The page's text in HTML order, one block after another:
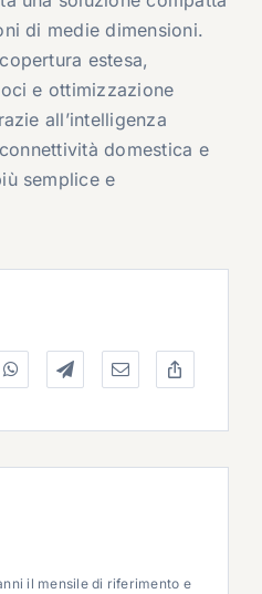
di medie dimensioni.
estesa,
e ottimizzazione
all’intelligenza
domestica e
semplice e
il mensile di riferimento e